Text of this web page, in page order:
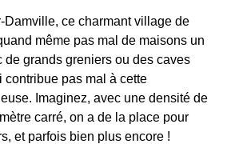
Damville, ce charmant village de
même pas mal de maisons un
de grands greniers ou des caves
contribue pas mal à cette
Imaginez, avec une densité de
carré, on a de la place pour
et parfois bien plus encore !